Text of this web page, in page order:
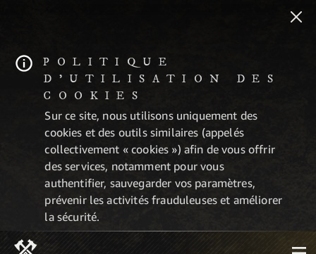
POLITIQUE
D'UTILISATION DES
COOKIES
Sur ce site, nous utilisons uniquement des
cookies et des outils similaires (appelés
collectivement « cookies ») afin de vous offrir
des services, notamment pour vous
authentifier, sauvegarder vos paramètres,
prévenir les activités frauduleuses et améliorer
la sécurité.